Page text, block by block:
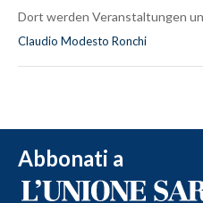
Dort werden Veranstaltungen
Claudio Modesto Ronchi
Abbonati a